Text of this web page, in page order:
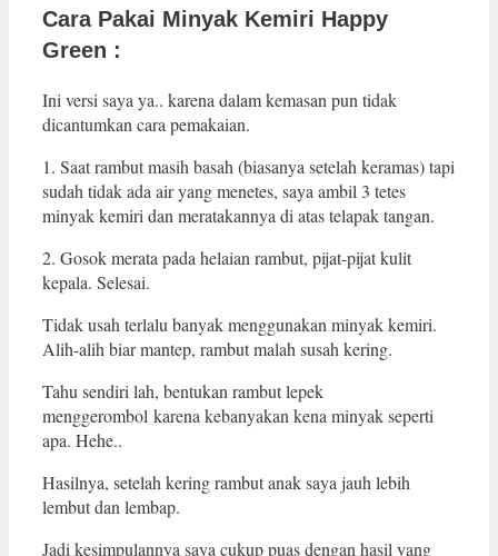
Cara Pakai Minyak Kemiri Happy
Green :
Ini versi saya ya.. karena dalam kemasan pun tidak
dicantumkan cara pemakaian.
1. Saat rambut masih basah (biasanya setelah keramas) tapi
sudah tidak ada air yang menetes, saya ambil 3 tetes
minyak kemiri dan meratakannya di atas telapak tangan.
2. Gosok merata pada helaian rambut, pijat-pijat kulit
kepala. Selesai.
Tidak usah terlalu banyak menggunakan minyak kemiri.
Alih-alih biar mantep, rambut malah susah kering.
Tahu sendiri lah, bentukan rambut lepek
menggerombol karena kebanyakan kena minyak seperti
apa. Hehe..
Hasilnya, setelah kering rambut anak saya jauh lebih
lembut dan lembap.
Jadi kesimpulannya saya cukup puas dengan hasil yang